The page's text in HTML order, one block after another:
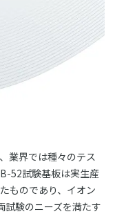
業界では種々のテス
52試験基板は実生産
ものであり、イオン
試験のニーズを満たす